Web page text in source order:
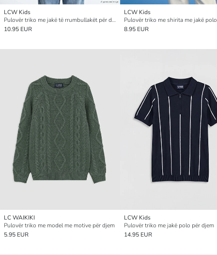
LCW Kids
Pulovër triko me jakë të rrumbullakët për djem
10.95 EUR
LCW Kids
8.95 EUR
LC WAIKIKI
Pulovër triko me model me motive për djem
5.95 EUR
LCW Kids
Pulovër triko me jakë polo për djem
14.95 EUR